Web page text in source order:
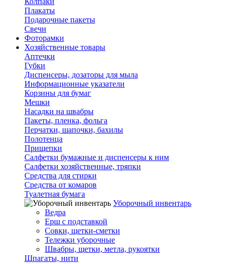
Плакаты
Подарочные пакеты
Свечи
Фоторамки
Хозяйственные товары
Аптечки
Губки
Диспенсеры, дозаторы для мыла
Информационные указатели
Корзины для бумаг
Мешки
Насадки на швабры
Пакеты, пленка, фольга
Перчатки, шапочки, бахилы
Полотенца
Прищепки
Салфетки бумажные и диспенсеры к ним
Салфетки хозяйственные, тряпки
Средства для стирки
Средства от комаров
Туалетная бумага
Уборочный инвентарь
Ведра
Ерш с подставкой
Совки, щетки-сметки
Тележки уборочные
Швабры, щетки, метла, рукоятки
Шпагаты, нити